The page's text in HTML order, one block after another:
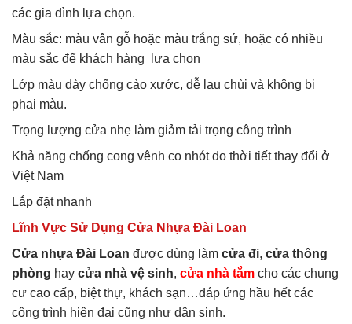
các gia đình lựa chọn.
Màu sắc: màu vân gỗ hoặc màu trắng sứ, hoặc có nhiều
màu sắc để khách hàng lựa chọn
Lớp màu dày chống cào xước, dễ lau chùi và không bị
phai màu.
Trọng lượng cửa nhẹ làm giảm tải trọng công trình
Khả năng chống cong vênh co nhót do thời tiết thay đổi ở
Việt Nam
Lắp đặt nhanh
Lĩnh Vực Sử Dụng Cửa Nhựa Đài Loan
Cửa nhựa Đài Loan được dùng làm cửa đi, cửa thông
phòng hay cửa nhà vệ sinh, cửa nhà tắm cho các chung
cư cao cấp, biệt thự, khách sạn…đáp ứng hầu hết các
công trình hiện đại cũng như dân sinh.